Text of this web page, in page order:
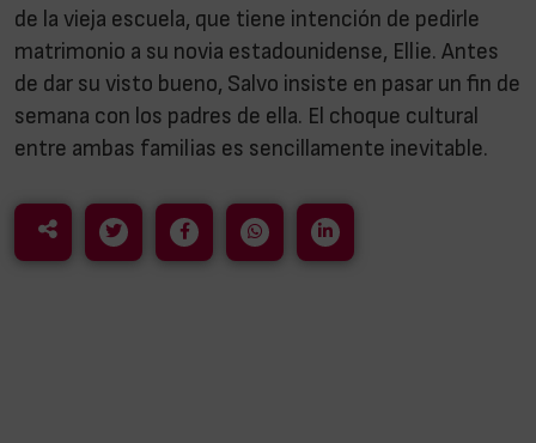
de la vieja escuela, que tiene intención de pedirle
matrimonio a su novia estadounidense, Ellie. Antes
de dar su visto bueno, Salvo insiste en pasar un fin de
semana con los padres de ella. El choque cultural
entre ambas familias es sencillamente inevitable.